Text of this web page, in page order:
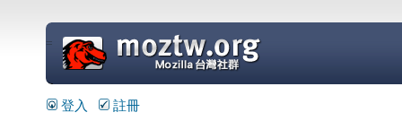
=
登入 註冊